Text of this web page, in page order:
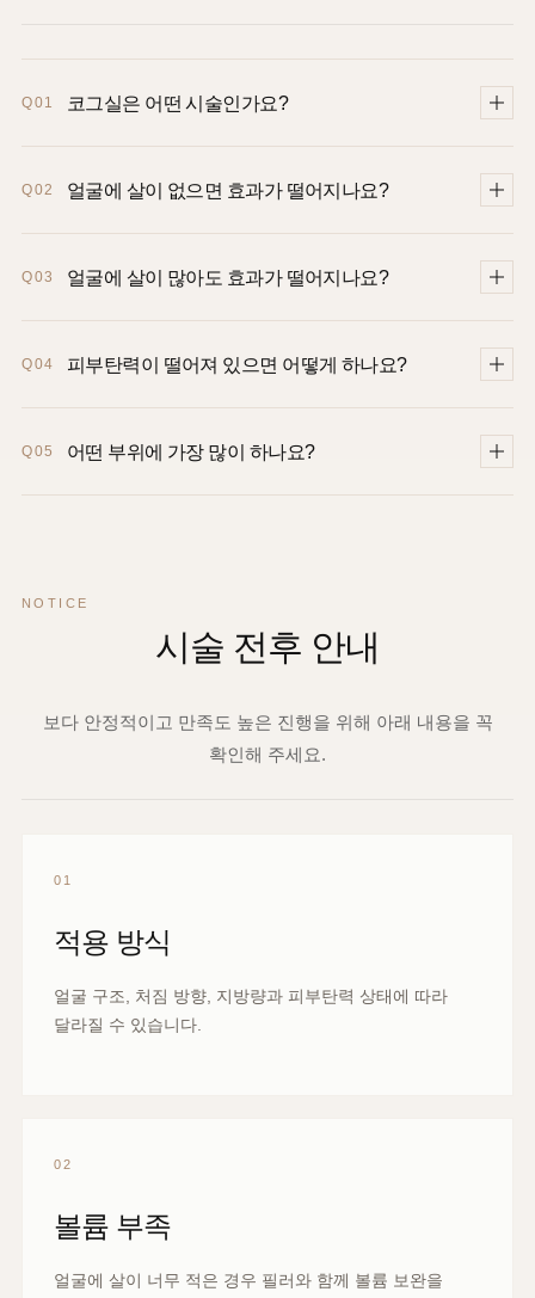
Q01 코그실은 어떤 시술인가요?
심부볼, 이중턱 부위의 처진 살을 정리하고 올려주는
Q02 얼굴에 살이 없으면 효과가 떨어지나요?
있습니다. 이런 경우 필러와 함께 볼륨을 보완하는 방향을
Q03 얼굴에 살이 많아도 효과가 떨어지나요?
있을 수 있습니다. 이 경우 얼굴 지방을 먼저 줄이고 다시
Q04 피부탄력이 떨어져 있으면 어떻게 하나요?
늘어짐이 충분히 개선되지 않을 수 있습니다. 피부 타이트닝
Q05 어떤 부위에 가장 많이 하나요?
NOTICE
시술 전후 안내
보다 안정적이고 만족도 높은 진행을 위해 아래 내용을 꼭
확인해 주세요.
01
적용 방식
얼굴 구조, 처짐 방향, 지방량과 피부탄력 상태에 따라
달라질 수 있습니다.
02
볼륨 부족
얼굴에 살이 너무 적은 경우 필러와 함께 볼륨 보완을